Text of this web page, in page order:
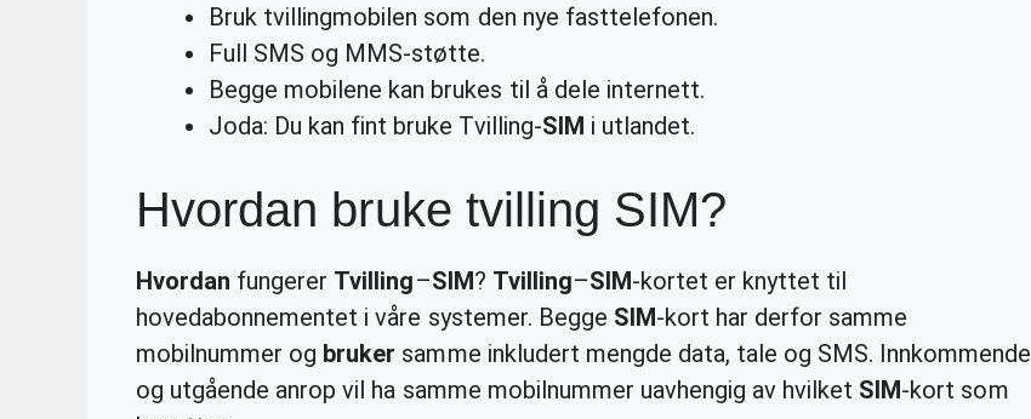
Bruk tvillingmobilen som den nye fasttelefonen.
Full SMS og MMS-støtte.
Begge mobilene kan brukes til å dele internett.
Joda: Du kan fint bruke Tvilling-SIM i utlandet.
Hvordan bruke tvilling SIM?
Hvordan fungerer Tvilling–SIM? Tvilling–SIM-kortet er knyttet til
hovedabonnementet i våre systemer. Begge SIM-kort har derfor samme
mobilnummer og bruker samme inkludert mengde data, tale og SMS. Innkommende
og utgående anrop vil ha samme mobilnummer uavhengig av hvilket SIM-kort som